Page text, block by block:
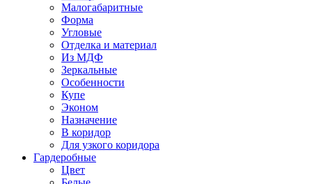
Малогабаритные
Форма
Угловые
Отделка и материал
Из МДФ
Зеркальные
Особенности
Купе
Эконом
Назначение
В коридор
Для узкого коридора
Гардеробные
Цвет